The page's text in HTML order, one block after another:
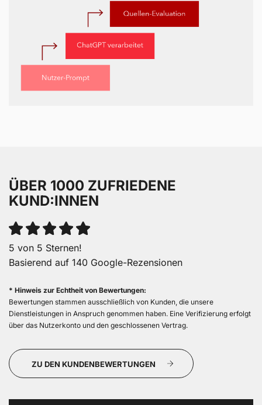
ÜBER 1000 ZUFRIEDENE
KUND:INNEN
5 von 5 Sternen!
Basierend auf 140 Google-Rezensionen
* Hinweis zur Echtheit von Bewertungen:
Bewertungen stammen ausschließlich von Kunden, die unsere
Dienstleistungen in Anspruch genommen haben. Eine Verifizierung erfolgt
über das Nutzerkonto und den geschlossenen Vertrag.
ZU DEN KUNDENBEWERTUNGEN